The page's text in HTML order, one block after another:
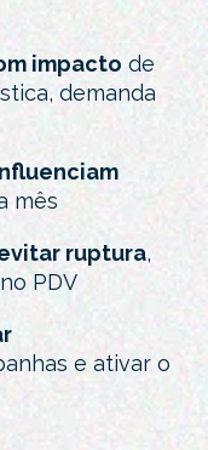
impacto de
demanda
mês
ruptura,
PDV
e ativar o